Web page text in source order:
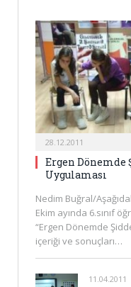
28.12.2011
Ergen
Uygulaması
Nedim Buğral/
Ekim ayında 6.sınıf
“Ergen Dönemde
içeriği ve sonuçları…
11.04.2011